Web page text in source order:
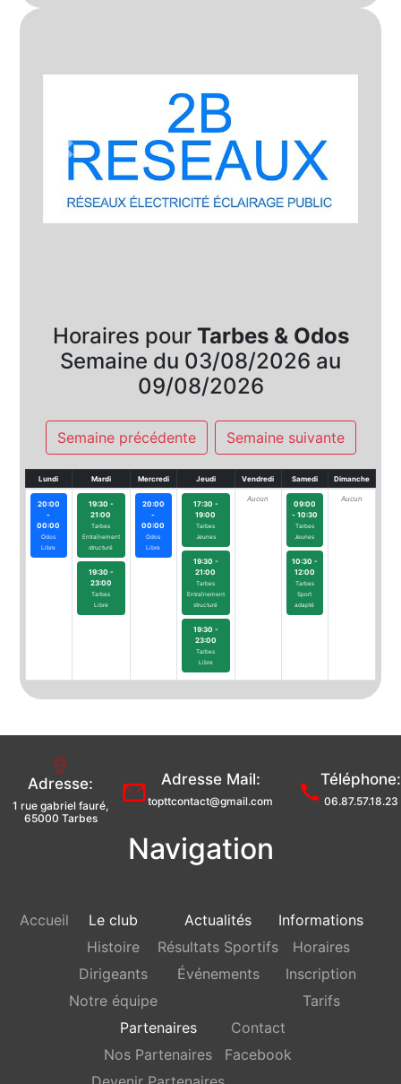
Précédent
Horaires pour Tarbes & Odos
Semaine du 03/08/2026 au
09/08/2026
Semaine précédente Semaine suivante
Lundi Mardi Mercredi Jeudi Vendredi Samedi Dimanche
20:00
-
00:00
Odos
Libre
19:30 -
21:00
Tarbes
Entraînement
structuré
19:30 -
23:00
Tarbes
Libre
20:00
-
00:00
Odos
Libre
17:30 -
19:00
Tarbes
Jeunes
19:30 -
21:00
Tarbes
Entraînement
structuré
19:30 -
23:00
Tarbes
Libre
Aucun
09:00
- 10:30
Tarbes
Jeunes
10:30 -
12:00
Tarbes
Sport
adapté
Aucun
Adresse:
1 rue gabriel fauré,
65000 Tarbes
Adresse Mail:
topttcontact@gmail.com
Téléphone:
06.87.57.18.23
Navigation
Accueil
Le club
Histoire
Dirigeants
Notre équipe
Actualités
Résultats Sportifs
Événements
Informations
Horaires
Inscription
Tarifs
Partenaires
Nos Partenaires
Contact
Facebook